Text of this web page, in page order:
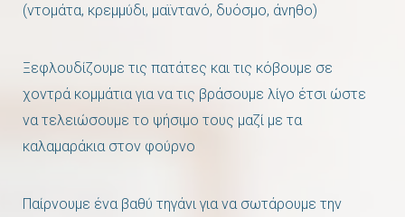
(ντομάτα, κρεμμύδι, μαϊντανό, δυόσμο, άνηθο)
Ξεφλουδίζουμε τις πατάτες και τις κόβουμε σε
χοντρά κομμάτια για να τις βράσουμε λίγο έτσι ώστε
να τελειώσουμε το ψήσιμο τους μαζί με τα
καλαμαράκια στον φούρνο
Παίρνουμε ένα βαθύ τηγάνι για να σωτάρουμε την